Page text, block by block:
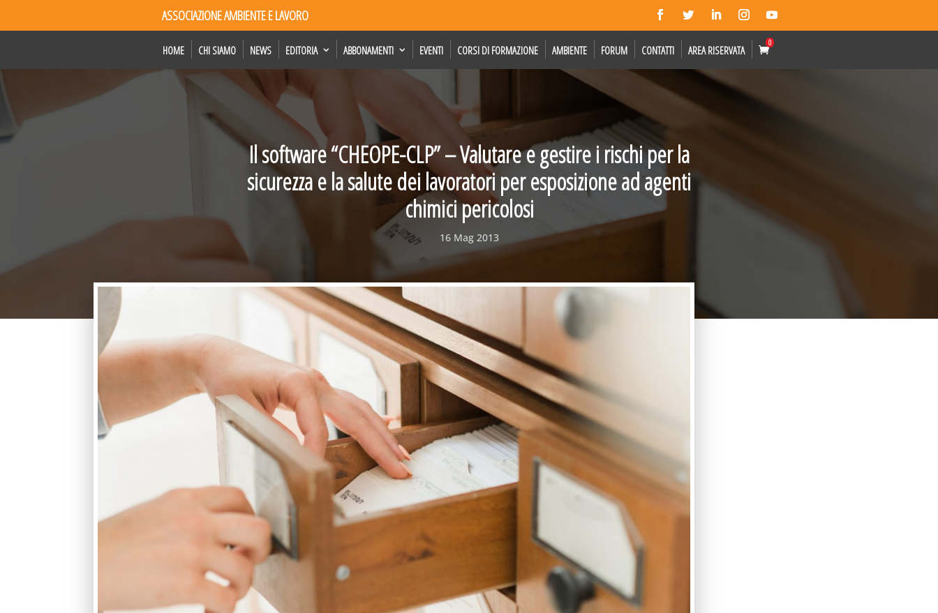
ASSOCIAZIONE AMBIENTE E LAVORO
HOME CHI SIAMO NEWS EDITORIA ABBONAMENTI EVENTI CORSI DI FORMAZIONE AMBIENTE FORUM CONTATTI AREA RISERVATA
0
Il software “CHEOPE-CLP” – Valutare e gestire i rischi per la
sicurezza e la salute dei lavoratori per esposizione ad agenti
chimici pericolosi
16 Mag 2013